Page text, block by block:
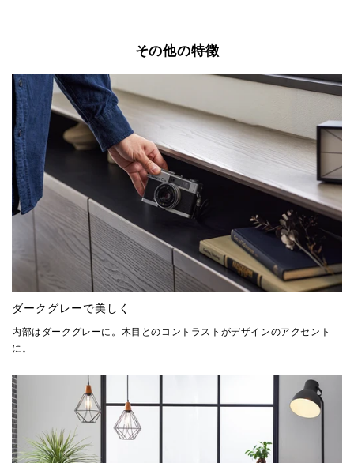
その他の特徴
ダークグレーで美しく
内部はダークグレーに。木目とのコントラストがデザインのアクセント
に。